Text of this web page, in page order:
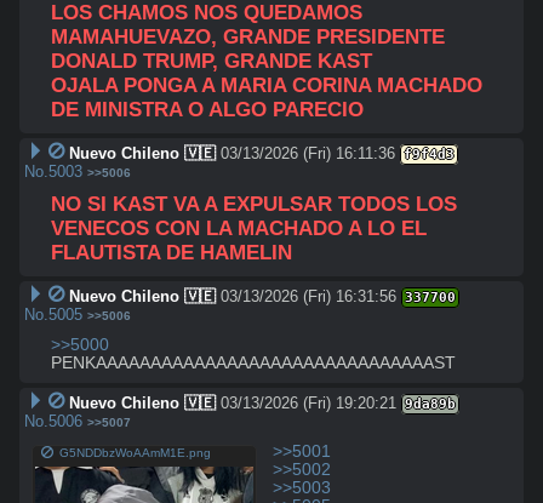
LOS CHAMOS NOS QUEDAMOS
MAMAHUEVAZO, GRANDE PRESIDENTE
DONALD TRUMP, GRANDE KAST
OJALA PONGA A MARIA CORINA MACHADO
DE MINISTRA O ALGO PARECIO
Nuevo Chileno 🇻🇪 03/13/2026 (Fri) 16:11:36 f9f4d3
No.5003 >>5006
NO SI KAST VA A EXPULSAR TODOS LOS
VENECOS CON LA MACHADO A LO EL
FLAUTISTA DE HAMELIN
Nuevo Chileno 🇻🇪 03/13/2026 (Fri) 16:31:56 337700
No.5005 >>5006
>>5000
PENKAAAAAAAAAAAAAAAAAAAAAAAAAAAAAAAST
Nuevo Chileno 🇻🇪 03/13/2026 (Fri) 19:20:21 9da89b
No.5006 >>5007
G5NDDbzWoAAmM1E.png
>>5001
>>5002
>>5003